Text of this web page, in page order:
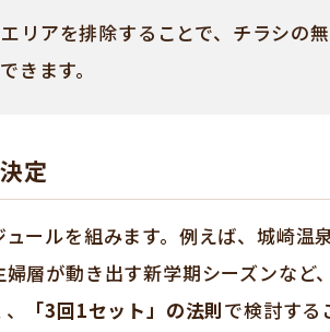
リアを排除することで、チラシの
きます。
定
ールを組みます。例えば、城崎温
層が動き出す新学期シーズンなど
「3回1セット」の法則で検討する